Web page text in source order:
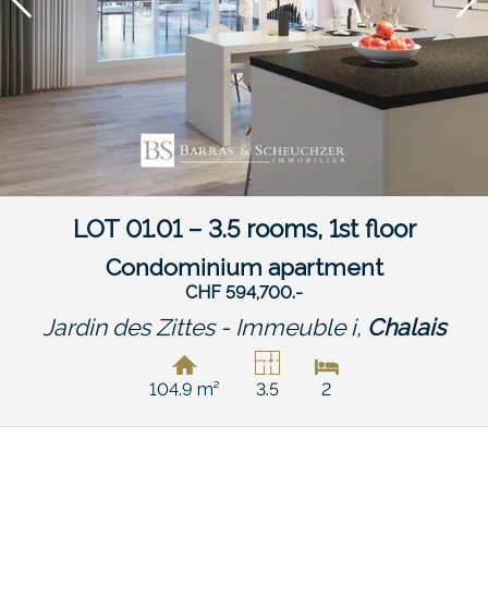
LOT 01.01 – 3.5 rooms, 1st floor
Condominium apartment
CHF 594,700.-
Jardin des Zittes - Immeuble i, Chalais
104.9 m² 3.5 2